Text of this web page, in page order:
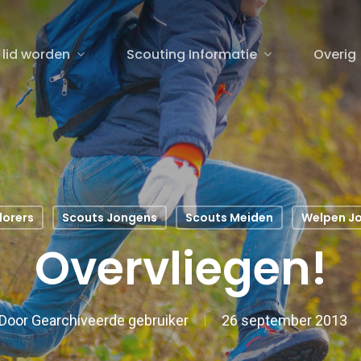
lid worden Scouting Informatie Overig
Scouts Jongens Scouts Meiden Welpen
Overvliegen!
Door Gearchiveerde gebruiker 26 september 2013